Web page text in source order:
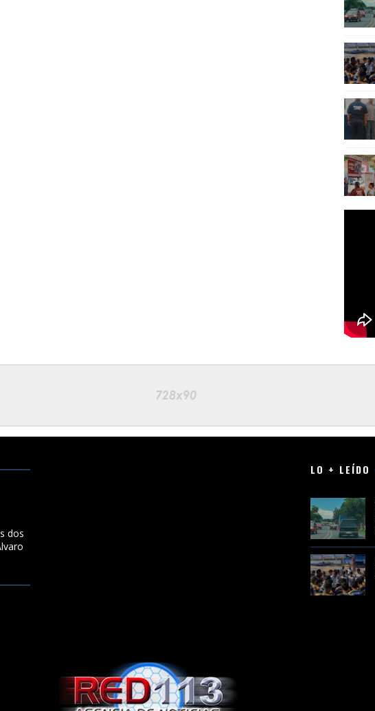
dos
LO + LEÍDO